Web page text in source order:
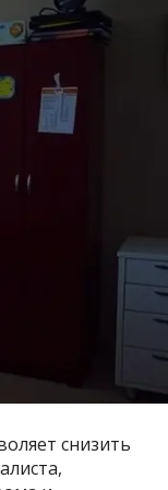
снизить